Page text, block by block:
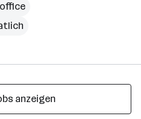
anzeigen